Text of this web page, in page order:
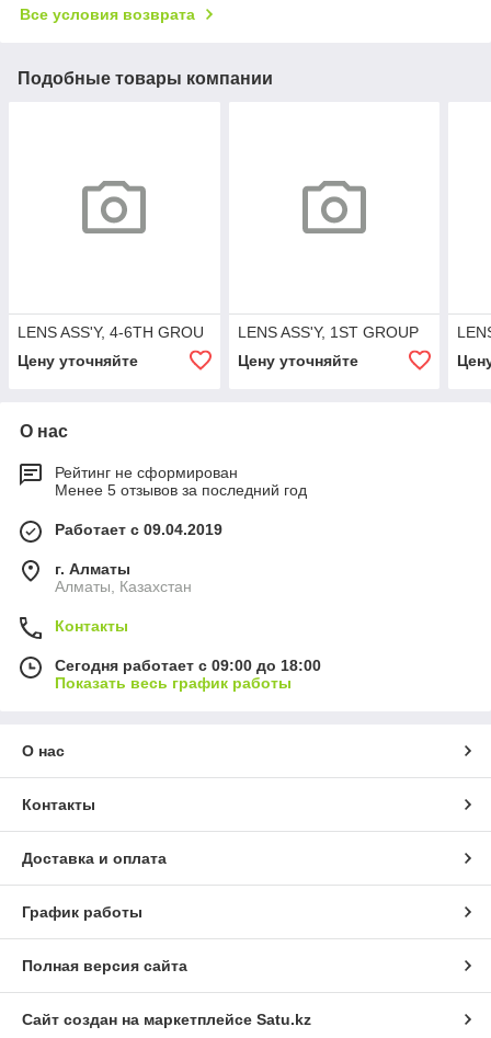
Все условия возврата
Подобные товары компании
LENS ASS'Y, 4-6TH GROU
Цену уточняйте
LENS ASS'Y, 1ST GROUP
Цену уточняйте
О нас
Рейтинг не сформирован
Менее 5 отзывов за последний год
Работает с 09.04.2019
г. Алматы
Алматы, Казахстан
Контакты
Сегодня работает с 09:00 до 18:00
Показать весь график работы
О нас
Контакты
Доставка и оплата
График работы
Полная версия сайта
Сайт создан на маркетплейсе Satu.kz